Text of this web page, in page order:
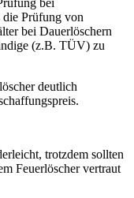
bei
die Prüfung von
bei Dauerlöschern
(z.B. TÜV) zu
deutlich
trotzdem sollten
Feuerlöscher vertraut